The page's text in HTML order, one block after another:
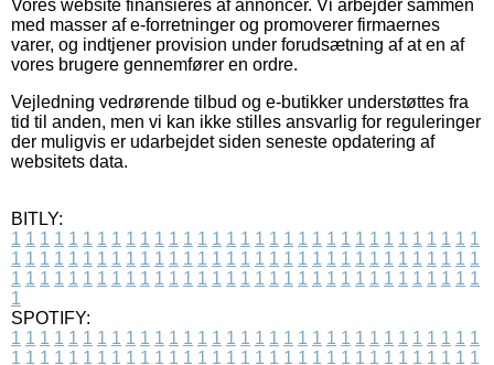
Vores website finansieres af annoncer. Vi arbejder sammen
med masser af e-forretninger og promoverer firmaernes
varer, og indtjener provision under forudsætning af at en af
vores brugere gennemfører en ordre.
Vejledning vedrørende tilbud og e-butikker understøttes fra
tid til anden, men vi kan ikke stilles ansvarlig for reguleringer
der muligvis er udarbejdet siden seneste opdatering af
websitets data.
BITLY:
1 1 1 1 1 1 1 1 1 1 1 1 1 1 1 1 1 1 1 1 1 1 1 1 1 1 1 1 1 1 1 1 1
1 1 1 1 1 1 1 1 1 1 1 1 1 1 1 1 1 1 1 1 1 1 1 1 1 1 1 1 1 1 1 1 1
1 1 1 1 1 1 1 1 1 1 1 1 1 1 1 1 1 1 1 1 1 1 1 1 1 1 1 1 1 1 1 1 1
1
SPOTIFY:
1 1 1 1 1 1 1 1 1 1 1 1 1 1 1 1 1 1 1 1 1 1 1 1 1 1 1 1 1 1 1 1 1
1 1 1 1 1 1 1 1 1 1 1 1 1 1 1 1 1 1 1 1 1 1 1 1 1 1 1 1 1 1 1 1 1